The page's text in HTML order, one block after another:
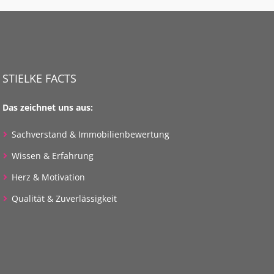
STIELKE FACTS
Das zeichnet uns aus:
Sachverstand & Immobilienbewertung
Wissen & Erfahrung
Herz & Motivation
Qualität & Zuverlässigkeit